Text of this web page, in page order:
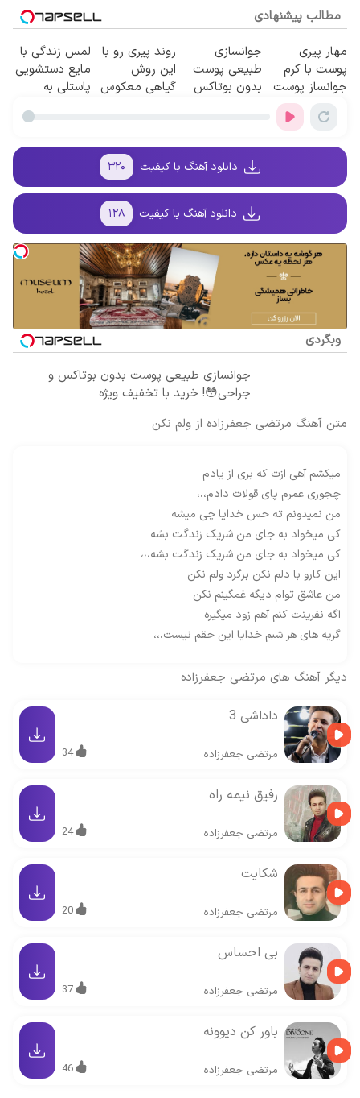
مطالب پیشنهادی
مهار پیری
پوست با کرم
جوانساز پوست
آلمانی(تخفیف
ویژه تا امشب)
جوانسازی
طبیعی پوست
بدون بوتاکس
روند پیری رو با
این روش
گیاهی معکوس
لمس زندگی با
مایع دستشویی
پاستلی به
دانلود آهنگ با کیفیت ۳۲۰
دانلود آهنگ با کیفیت ۱۲۸
وبگردی
جوانسازی طبیعی پوست بدون بوتاکس و
جراحی😳! خرید با تخفیف ویژه
متن آهنگ مرتضی جعفرزاده از ولم نکن
میکشم آهی ازت که بری از یادم
چجوری عمرم پای قولات دادم،،،
من نمیدونم ته حس خدایا چی میشه
کی میخواد به جای من شریک زندگت بشه
کی میخواد به جای من شریک زندگت بشه،،،
این کارو با دلم نکن برگرد ولم نکن
من عاشق توام دیگه غمگینم نکن
اگه نفرینت کنم آهم زود میگیره
گریه های هر شبم خدایا این حقم نیست،،،
دیگر آهنگ های مرتضی جعفرزاده
داداشی 3
مرتضی جعفرزاده 34
رفیق نیمه راه
مرتضی جعفرزاده 24
شکایت
مرتضی جعفرزاده 20
بی احساس
مرتضی جعفرزاده 37
باور کن دیوونه
مرتضی جعفرزاده 46